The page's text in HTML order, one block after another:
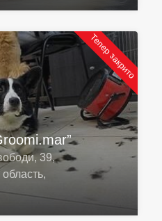
Тепер закрито
39,